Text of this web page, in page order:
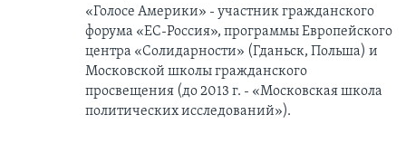
«Голосе Америки» - участник гражданского
форума «ЕС-Россия», программы Европейского
центра «Солидарности» (Гданьск, Польша) и
Московской школы гражданского
просвещения (до 2013 г. - «Московская школа
политических исследований»).